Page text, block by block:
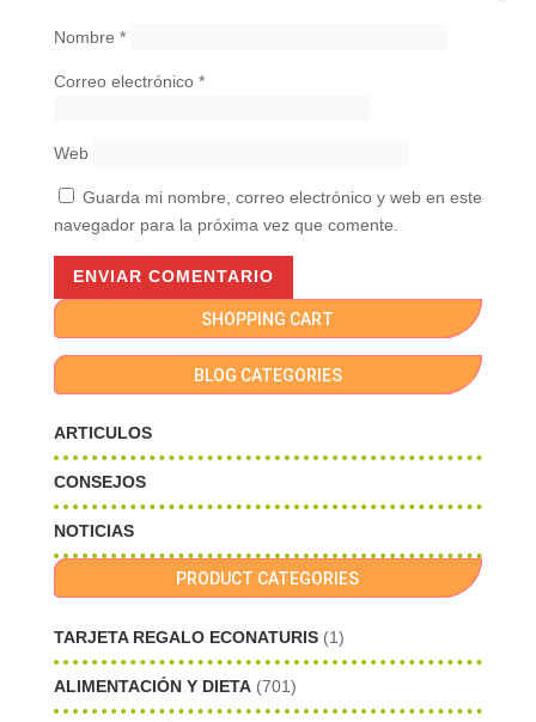
Nombre *
Correo electrónico *
Web
Guarda mi nombre, correo electrónico y web en este
navegador para la próxima vez que comente.
SHOPPING CART
BLOG CATEGORIES
ARTICULOS
CONSEJOS
NOTICIAS
PRODUCT CATEGORIES
TARJETA REGALO ECONATURIS (1)
ALIMENTACIÓN Y DIETA (701)